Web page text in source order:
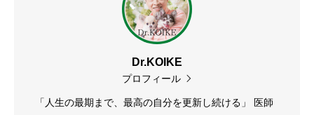
Dr.KOIKE
プロフィール
「人生の最期まで、最高の自分を更新し続ける」 医師